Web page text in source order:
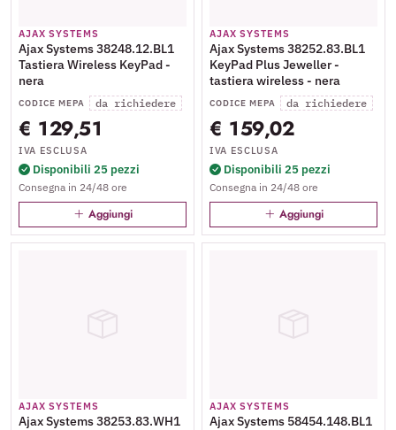
AJAX SYSTEMS
Ajax Systems 38248.12.BL1
Tastiera Wireless KeyPad -
nera
CODICE MEPA da richiedere
€ 129,51
IVA ESCLUSA
Disponibili 25 pezzi
Consegna in 24/48 ore
Aggiungi
AJAX SYSTEMS
Ajax Systems 38252.83.BL1
KeyPad Plus Jeweller -
tastiera wireless - nera
CODICE MEPA da richiedere
€ 159,02
IVA ESCLUSA
Disponibili 25 pezzi
Consegna in 24/48 ore
Aggiungi
AJAX SYSTEMS
Ajax Systems 38253.83.WH1
AJAX SYSTEMS
Ajax Systems 58454.148.BL1